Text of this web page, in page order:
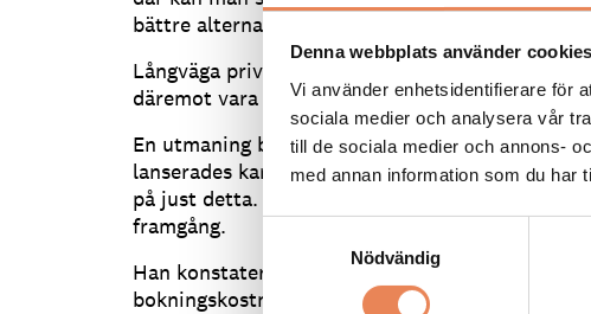
Denna webbplats använder cookies
Vi använder enhetsidentifierare för
sociala medier och analysera vår
till de sociala medier och annons-
med annan information som du har
Nödvändig
bättre alternativ även för gruppresenärer.
Långväga privatresenärer som kanske reser
däremot vara lättare att nå via OTA:er.
En utmaning blir att styra bokningar till den
lanserades kampanjen book direct där ett antal
på just detta. Enligt Mark Lomanno blev
framgång.
Han konstaterar att vissa hotell lyckas få ned sina
bokningskostnader rejält.